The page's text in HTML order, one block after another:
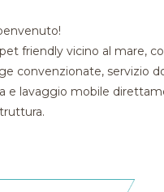
friendly vicino al mare,
convenzionate, servizio
e lavaggio mobile